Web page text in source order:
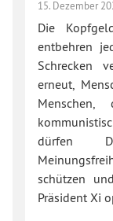
15. Dezember
Die
entbehren
Schrecken
erneut,
dürfen
schützen
Präsident Xi